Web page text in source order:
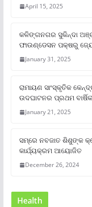
April 15, 2025
କଳିଙ୍ଗନଗର ସୁକିନ୍ଦା
ଫାଉଣ୍ଡେସନ ପକ୍ଷରୁ
January 31, 2025
ରାମାୟଣ ସାଂସ୍କୃତିକ
ଉଦଘାଟନର ପ୍ରଥମ
January 21, 2025
ସମ୍‌ରେ ନବଜାତ ଶିଶୁଙ୍କ
କାର୍ଯ୍ୟକ୍ରମ ଆୟୋଜିତ
December 26, 2024
Health